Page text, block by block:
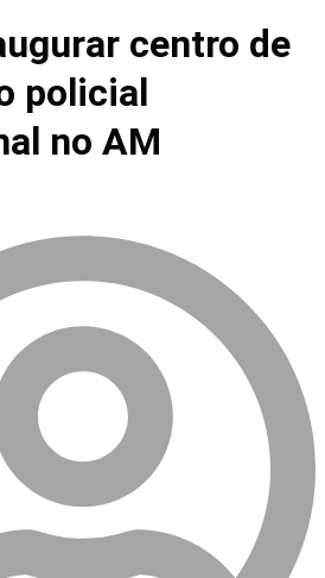
centro de
policial
no AM